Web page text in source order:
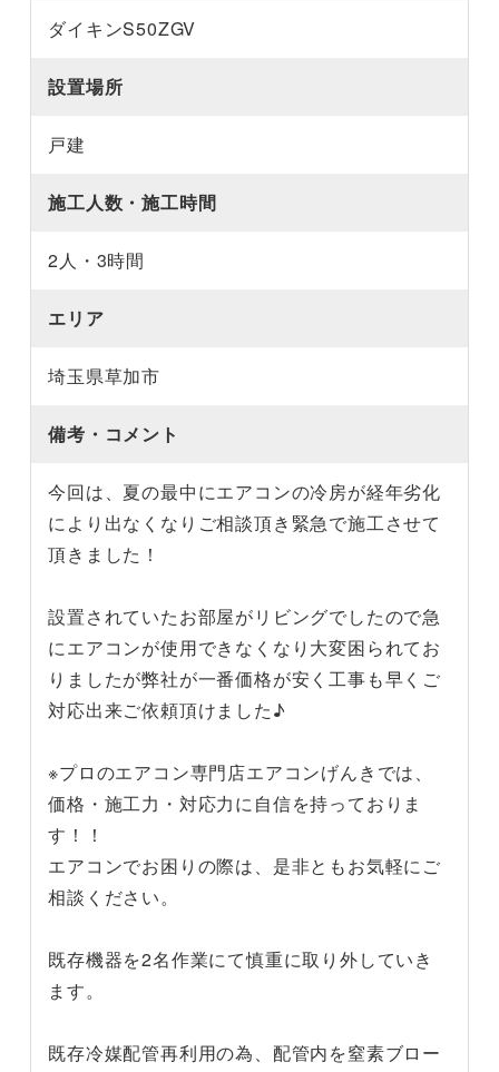
ダイキンS50ZGV
設置場所
戸建
施工人数・施工時間
2人・3時間
エリア
埼玉県草加市
備考・コメント
今回は、夏の最中にエアコンの冷房が経年劣化
により出なくなりご相談頂き緊急で施工させて
頂きました！
設置されていたお部屋がリビングでしたので急
にエアコンが使用できなくなり大変困られてお
りましたが弊社が一番価格が安く工事も早くご
対応出来ご依頼頂けました♪
※プロのエアコン専門店エアコンげんきでは、
価格・施工力・対応力に自信を持っておりま
す！！
エアコンでお困りの際は、是非ともお気軽にご
相談ください。
既存機器を2名作業にて慎重に取り外していき
ます。
既存冷媒配管再利用の為、配管内を窒素ブロー